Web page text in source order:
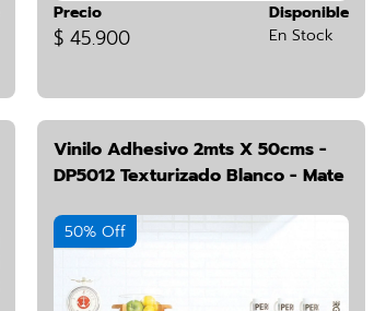
Precio
$ 45.900
Disponible
En Stock
Vinilo Adhesivo 2mts X 50cms -
DP5012 Texturizado Blanco - Mate
50% Off